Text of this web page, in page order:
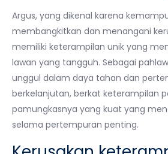
Argus, yang dikenal karena
membangkitkan dan menangani
memiliki keterampilan unik yang
lawan yang tangguh. Sebagai
unggul dalam daya tahan dan
berkelanjutan, berkat keterampilan
pamungkasnya yang kuat yang
selama pertempuran penting.